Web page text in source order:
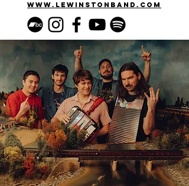
www.lewinstonband.com